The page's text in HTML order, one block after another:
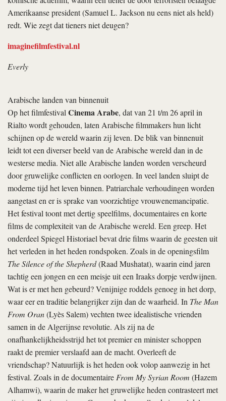
Amerikaanse president (Samuel L. Jackson nu eens niet als held)
redt. Wie zegt dat tieners niet deugen?
imaginefilmfestival.nl
Everly
Arabische landen van binnenuit
Op het filmfestivalCinema Arabe, dat van 21 t/m 26 april in
Rialto wordt gehouden, laten Arabische filmmakers hun licht
schijnen op de wereld waarin zij leven. De blik van binnenuit
leidt tot een diverser beeld van de Arabische wereld dan in de
westerse media. Niet alle Arabische landen worden verscheurd
door gruwelijke conflicten en oorlogen. In veel landen sluipt de
moderne tijd het leven binnen. Patriarchale verhoudingen worden
aangetast en er is sprake van voorzichtige vrouwenemancipatie.
Het festival toont met dertig speelfilms, documentaires en korte
films de complexiteit van de Arabische wereld. Een greep. Het
onderdeel Spiegel Historiael bevat drie films waarin de geesten uit
het verleden in het heden rondspoken. Zoals in de openingsfilm
The Silence of the Shepherd(Raad Mushatat), waarin eind jaren
tachtig een jongen en een meisje uit een Iraaks dorpje verdwijnen.
Wat is er met hen gebeurd? Venijnige roddels genoeg in het dorp,
waar eer en traditie belangrijker zijn dan de waarheid. In The Man
From Oran(Lyès Salem) vechten twee idealistische vrienden
samen in de Algerijnse revolutie. Als zij na de
onafhankelijkheidsstrijd het tot premier en minister schoppen
raakt de premier verslaafd aan de macht. Overleeft de
vriendschap? Natuurlijk is het heden ook volop aanwezig in het
festival. Zoals in de documentaireFrom My Syrian Room (Hazem
Alhamwi), waarin de maker het gruwelijke heden contrasteert met